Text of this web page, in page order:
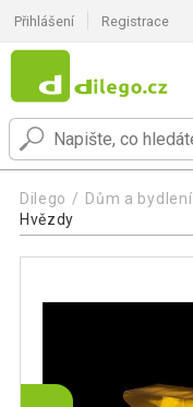
Přihlášení Registrace
Dilego Dům a bydlení
Hvězdy